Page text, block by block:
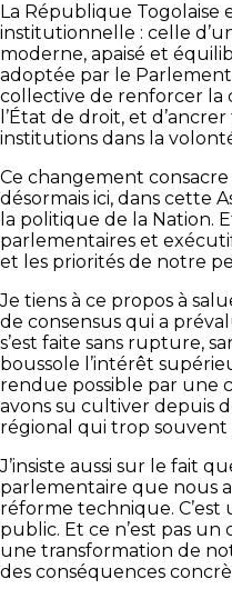
La République
institutionnelle : celle
moderne, apaisé et
adoptée par le
collective de renforcer la
l’État de droit, et
institutions dans la
Ce changement consacre
désormais ici, dans cette
la politique de la Nation.
parlementaires et
et les priorités de notre
Je tiens à ce propos à
de consensus qui a
s’est faite sans rupture,
boussole l’intérêt
rendue possible par une
avons su cultiver depuis
régional qui trop souvent
J’insiste aussi sur le fait
parlementaire que nous
réforme technique. C’est
public. Et ce n’est pas un
une transformation de
des conséquences